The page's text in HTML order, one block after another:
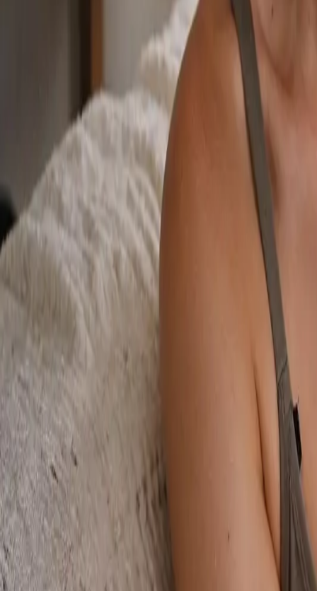
Consignado CLT
Empréstimo de FGTS
Empréstimo Consignado CLT
Seja nosso parceiro
Ajuda